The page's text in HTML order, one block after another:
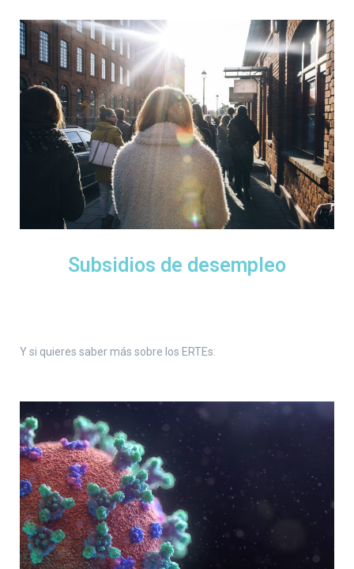
Subsidios de desempleo
Y si quieres saber más sobre los ERTEs: